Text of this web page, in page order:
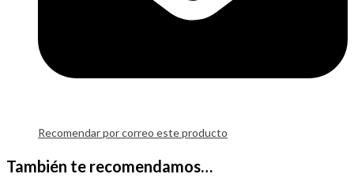
Recomendar por correo este producto
También te recomendamos…